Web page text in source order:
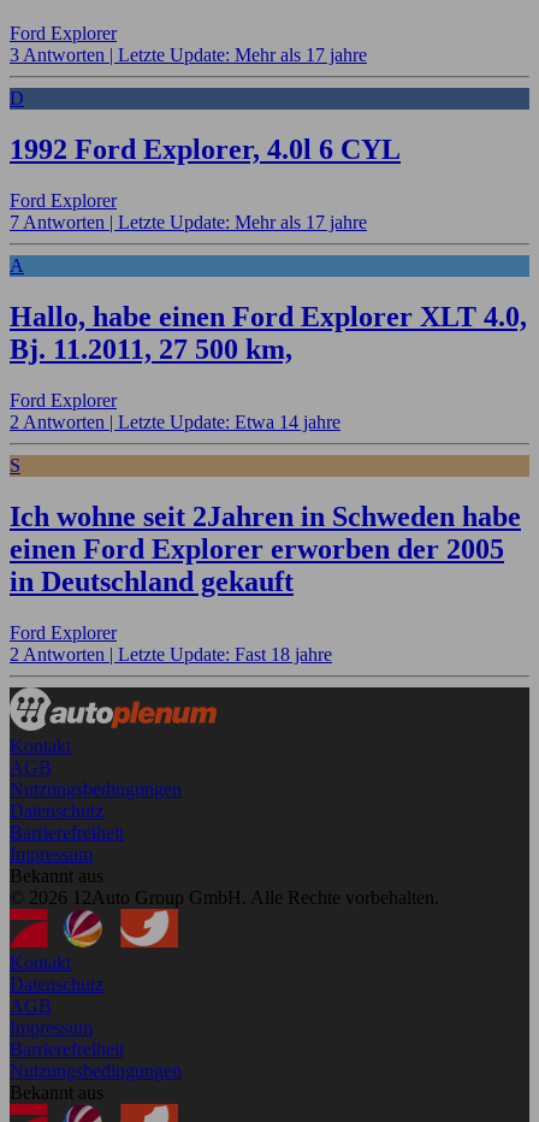
Ford Explorer
3 Antworten | Letzte Update: Mehr als 17 jahre
D
1992 Ford Explorer, 4.0l 6 CYL
Ford Explorer
7 Antworten | Letzte Update: Mehr als 17 jahre
A
Hallo, habe einen Ford Explorer XLT 4.0,
Bj. 11.2011, 27 500 km,
Ford Explorer
2 Antworten | Letzte Update: Etwa 14 jahre
S
Ich wohne seit 2Jahren in Schweden habe
einen Ford Explorer erworben der 2005
in Deutschland gekauft
Ford Explorer
2 Antworten | Letzte Update: Fast 18 jahre
Kontakt
AGB
Nutzungsbedingungen
Datenschutz
Barrierefreiheit
Impressum
Bekannt aus
© 2026 12Auto Group GmbH. Alle Rechte vorbehalten.
Kontakt
Datenschutz
AGB
Impressum
Barrierefreiheit
Nutzungsbedingungen
Bekannt aus